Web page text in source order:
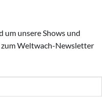
um unsere Shows und
zum Weltwach-Newsletter